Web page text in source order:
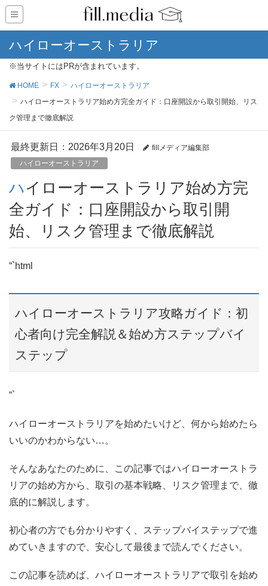
ハイローオーストラリア
※当サイトにはPRが含まれています。
HOME FX
ハイローオーストラリア
ハイローオーストラリア始め方完全ガイド：口座開設から取引開始、リス
ク管理まで徹底解説
最終更新日：2026年3月20日
fillメディア編集部
ハイローオーストラリア
ハイローオーストラリア始め方完
全ガイド：口座開設から取引開
始、リスク管理まで徹底解説
“`html
ハイローオーストラリア攻略ガイド：初
心者向け完全解説＆始め方ステップバイ
ステップ
“`
ハイローオーストラリアを始めたいけど、何から始めたら
いいのかわからない…。
そんなあなたのために、この記事ではハイローオーストラ
リアの始め方から、取引の基本戦略、リスク管理まで、徹
底的に解説します。
初心者の方でも分かりやすく、ステップバイステップで進
めていきますので、安心して最後まで読んでください。
この記事を読めば、ハイローオーストラリアで取引を始め